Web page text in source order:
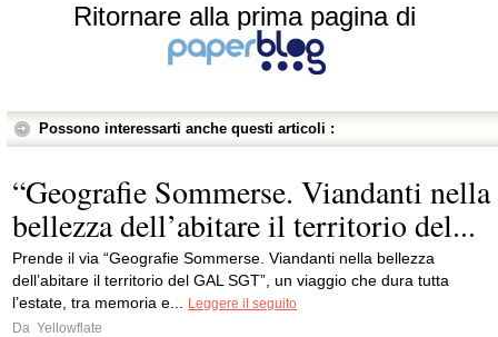
Ritornare alla prima pagina di
Possono interessarti anche questi articoli :
“Geografie Sommerse. Viandanti nella
bellezza dell’abitare il territorio del...
Prende il via “Geografie Sommerse. Viandanti nella bellezza
dell’abitare il territorio del GAL SGT”, un viaggio che dura tutta
l’estate, tra memoria e...
Leggere il seguito
Da Yellowflate